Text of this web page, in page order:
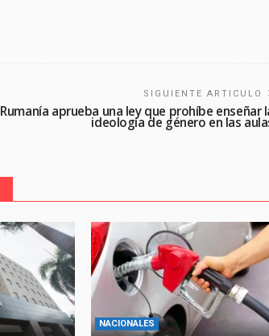
SIGUIENTE ARTICULO
Rumanía aprueba una ley que prohíbe enseñar
ideología de género en las
NACIONALES